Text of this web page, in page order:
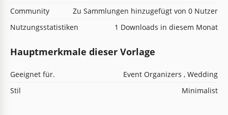
Community
Zu Sammlungen hinzugefügt von 0 Nutzer
Nutzungsstatistiken
1 Downloads in diesem Monat
Hauptmerkmale dieser Vorlage
Geeignet für.
Event Organizers , Wedding
Stil
Minimalist